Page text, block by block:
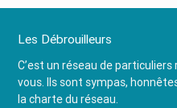
Les Débrouilleurs
C’est un réseau de
vous. Ils sont sympas,
la charte du réseau.